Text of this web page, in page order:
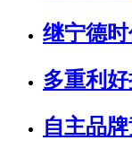
继宁德
多重利
自主品